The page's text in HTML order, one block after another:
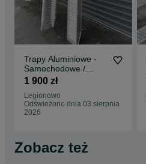
Trapy Aluminiowe -
Samochodowe /
Rampy / Najzady
1 900 zł
Legionowo
Odświeżono dnia 03 sierpnia
2026
Zobacz też